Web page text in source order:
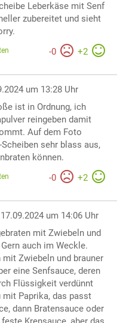
Leberkäse mit Senf
zubereitet und sieht
-0 +2
um 13:28 Uhr
ist in Ordnung, ich
reingeben damit
Auf dem Foto
sehr blass aus,
können.
-0 +2
um 14:06 Uhr
mit Zwiebeln und
auch im Weckle.
mit Zwiebeln und brauner
eine Senfsauce, deren
Flüssigkeit verdünnt
mit Paprika, das passt
dann Bratensauce oder